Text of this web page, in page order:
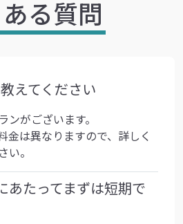
る質問
えてください
ンがございます。
金は異なりますので、詳しく
い。
あたってまずは短期で